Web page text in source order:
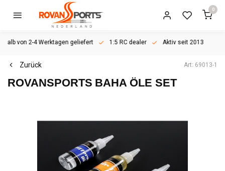
0
von 2-4 Werktagen geliefert 1:5 RC dealer Aktiv seit 2013
Zurück Art: 69013-1
ROVANSPORTS BAHA ÖLE SET